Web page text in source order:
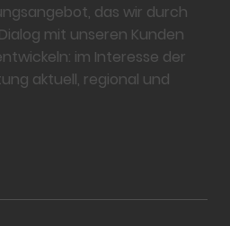
das wir durch
mit unseren Kunden
im Interesse der
aktuell, regional und